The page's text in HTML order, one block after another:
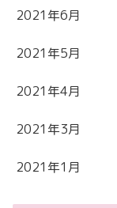
2021年6月
2021年5月
2021年4月
2021年3月
2021年1月